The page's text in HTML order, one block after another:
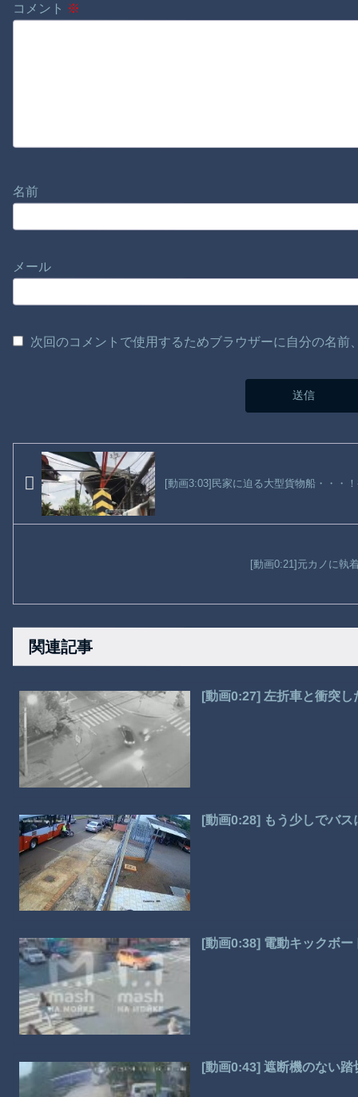
コメント ※
名前
メール
次回のコメントで使用するためブラウザーに自分の名
[動画3:03]民家に迫る大型貨物船・・・
[動画0:21]元カノに執
関連記事
[動画0:27] 左折車と衝突
[動画0:28] もう少しでバ
[動画0:38] 電動キックボ
[動画0:43] 遮断機のない